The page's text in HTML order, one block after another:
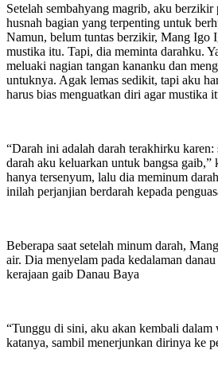
Setelah sembahyang magrib, aku
husnah bagian yang terpenting untuk
Namun, belum tuntas berzikir, Mang Igo
mustika itu. Tapi, dia meminta darahku.
meluaki nagian tangan kananku dan
untuknya. Agak lemas sedikit, tapi aku
harus bias menguatkan diri agar mustika
“Darah ini adalah darah terakhirku
darah aku keluarkan untuk bangsa
hanya tersenyum, lalu dia meminum
inilah perjanjian berdarah kepada
Beberapa saat setelah minum darah,
air. Dia menyelam pada kedalaman
kerajaan gaib Danau Baya
“Tunggu di sini, aku akan kembali dalam
katanya, sambil menerjunkan dirinya ke